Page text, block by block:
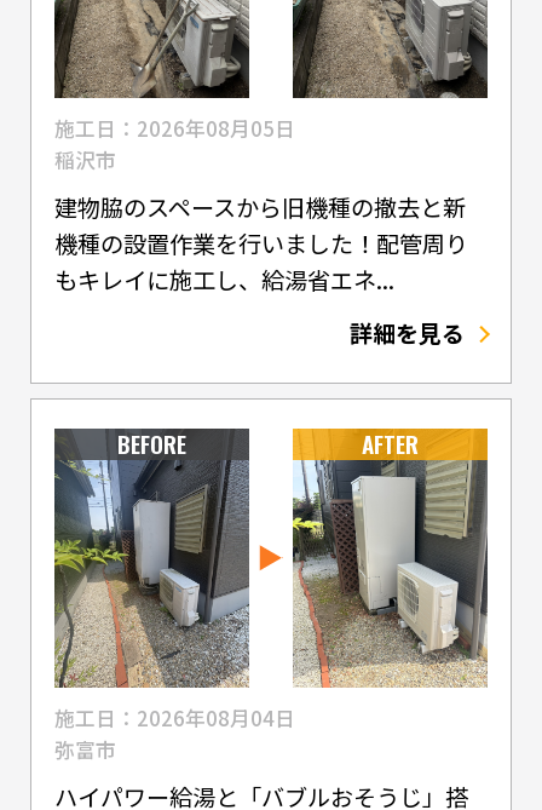
施工日：2026年08月05日
稲沢市
建物脇のスペースから旧機種の撤去と新
機種の設置作業を行いました！配管周り
もキレイに施工し、給湯省エネ...
詳細を見る
BEFORE AFTER
施工日：2026年08月04日
弥富市
ハイパワー給湯と「バブルおそうじ」搭